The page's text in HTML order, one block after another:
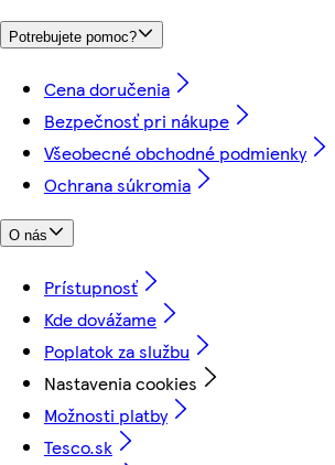
Potrebujete pomoc?
Cena doručenia
Bezpečnosť pri nákupe
Všeobecné obchodné podmienky
Ochrana súkromia
O nás
Prístupnosť
Kde dovážame
Poplatok za službu
Nastavenia cookies
Možnosti platby
Tesco.sk